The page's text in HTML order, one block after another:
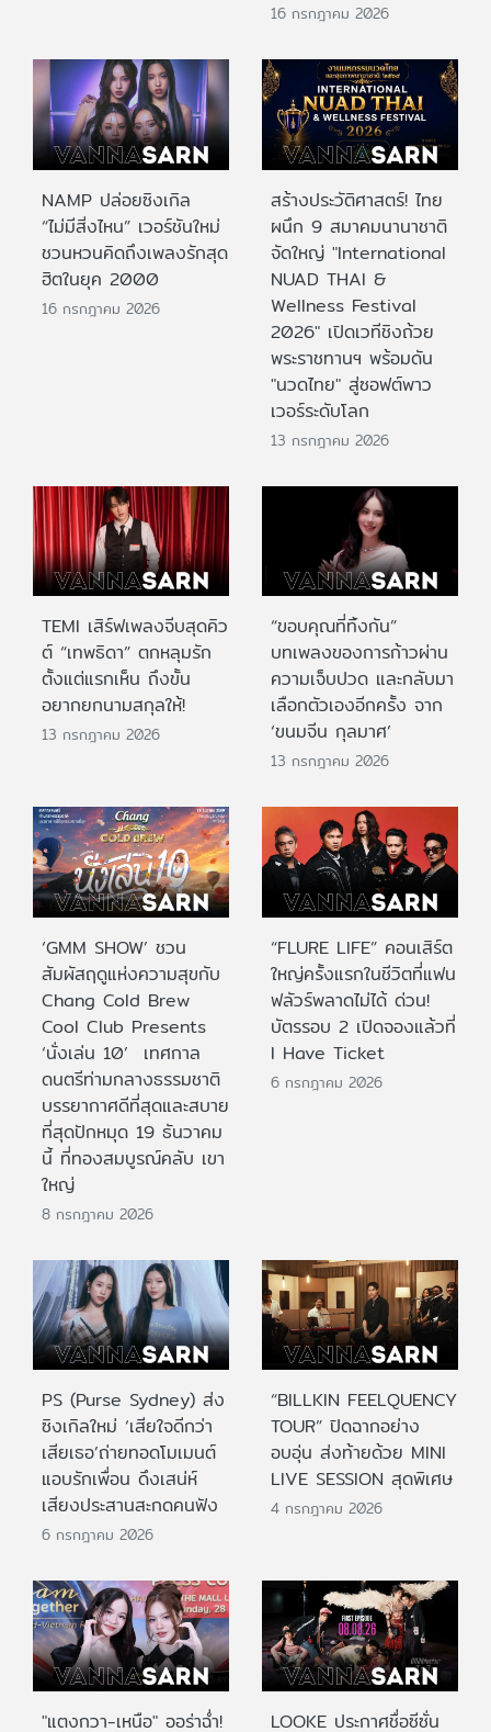
16 กรกฎาคม 2026
NAMP ปล่อยซิงเกิล
“ไม่มีสิ่งไหน” เวอร์ชันใหม่
ชวนหวนคิดถึงเพลงรักสุด
ฮิตในยุค 2000
16 กรกฎาคม 2026
สร้างประวัติศาสตร์! ไทย
ผนึก 9 สมาคมนานาชาติ
จัดใหญ่ "International
NUAD THAI &
Wellness Festival
2026" เปิดเวทีชิงถ้วย
พระราชทานฯ พร้อมดัน
"นวดไทย" สู่ซอฟต์พาว
เวอร์ระดับโลก
13 กรกฎาคม 2026
TEMI เสิร์ฟเพลงจีบสุดคิว
ต์ “เทพธิดา” ตกหลุมรัก
ตั้งแต่แรกเห็น ถึงขั้น
อยากยกนามสกุลให้!
13 กรกฎาคม 2026
“ขอบคุณที่ทิ้งกัน”
บทเพลงของการก้าวผ่าน
ความเจ็บปวด และกลับมา
เลือกตัวเองอีกครั้ง จาก
‘ขนมจีน กุลมาศ’
13 กรกฎาคม 2026
‘GMM SHOW’ ชวน
สัมผัสฤดูแห่งความสุขกับ
Chang Cold Brew
Cool Club Presents
‘นั่งเล่น 10’ เทศกาล
ดนตรีท่ามกลางธรรมชาติ
บรรยากาศดีที่สุดและสบาย
ที่สุดปักหมุด 19 ธันวาคม
นี้ ที่ทองสมบูรณ์คลับ เขา
ใหญ่
8 กรกฎาคม 2026
“FLURE LIFE” คอนเสิร์ต
ใหญ่ครั้งแรกในชีวิตที่แฟน
ฟลัวร์พลาดไม่ได้ ด่วน!
บัตรรอบ 2 เปิดจองแล้วที่
I Have Ticket
6 กรกฎาคม 2026
PS (Purse Sydney) ส่ง
ซิงเกิลใหม่ ‘เสียใจดีกว่า
เสียเธอ’ถ่ายทอดโมเมนต์
แอบรักเพื่อน ดึงเสน่ห์
เสียงประสานสะกดคนฟัง
6 กรกฎาคม 2026
“BILLKIN FEELQUENCY
TOUR” ปิดฉากอย่าง
อบอุ่น ส่งท้ายด้วย MINI
LIVE SESSION สุดพิเศษ
4 กรกฎาคม 2026
"แตงกวา-เหนือ" ออร่าฉ่ำ!
LOOKE ประกาศชื่อซีซั่น